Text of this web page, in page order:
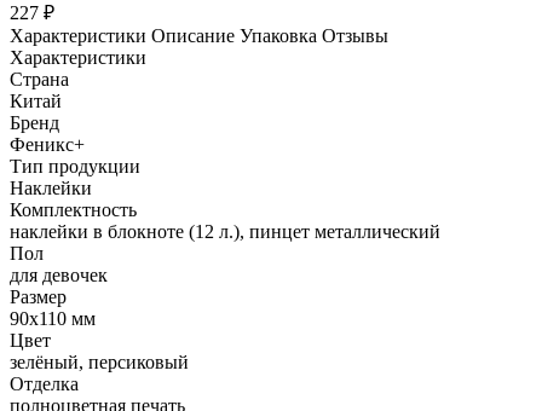
227 ₽
Характеристики Описание Упаковка Отзывы
Характеристики
Страна
Китай
Бренд
Феникс+
Тип продукции
Наклейки
Комплектность
наклейки в блокноте (12 л.), пинцет металлический
Пол
для девочек
Размер
90x110 мм
Цвет
зелёный, персиковый
Отделка
полноцветная печать